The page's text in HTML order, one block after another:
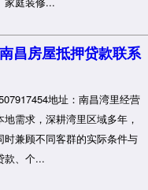
昌房屋抵押贷款联系
地址：南昌湾里经营
需求，深耕湾里区域多年，
兼顾不同客群的实际条件与
款、个...